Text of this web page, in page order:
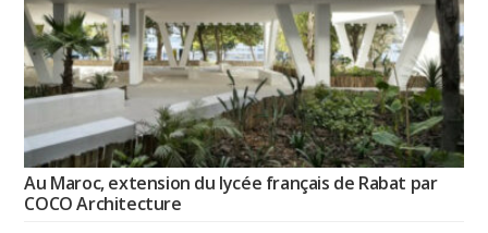
Au Maroc, extension du lycée français de Rabat par
COCO Architecture